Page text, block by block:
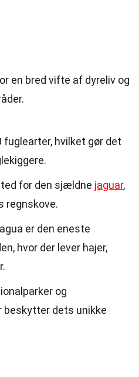
en bred vifte af dyreliv og
fuglearter, hvilket gør det
for den sjældne jaguar,
regnskove.
er den eneste
hvor der lever hajer,
og
beskytter dets unikke